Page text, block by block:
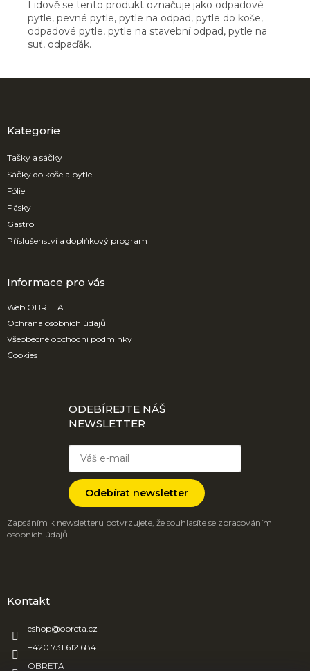
Lidově se tento produkt označuje jako odpadové
pytle, pevné pytle, pytle na odpad, pytle do koše,
odpadové pytle, pytle na stavební odpad, pytle na
suť, odpaďák.
aKategorie
Tašky a sáčky
Sáčky do koše a pytle
Fólie
Pásky
Gastro
Příslušenství a doplňkový program
Informace pro vás
Web OBRETA
Ochrana osobních údajů
Všeobecné obchodní podmínky
Cookies
ODEBÍREJTE NÁŠ
NEWSLETTER
Odebírat newsletter
Zapsáním k newsletteru potvrzujete, že souhlasíte se zpracováním
osobních údajů.
Kontakt
eshop@obreta.cz
+420 731 612 684
OBRETA